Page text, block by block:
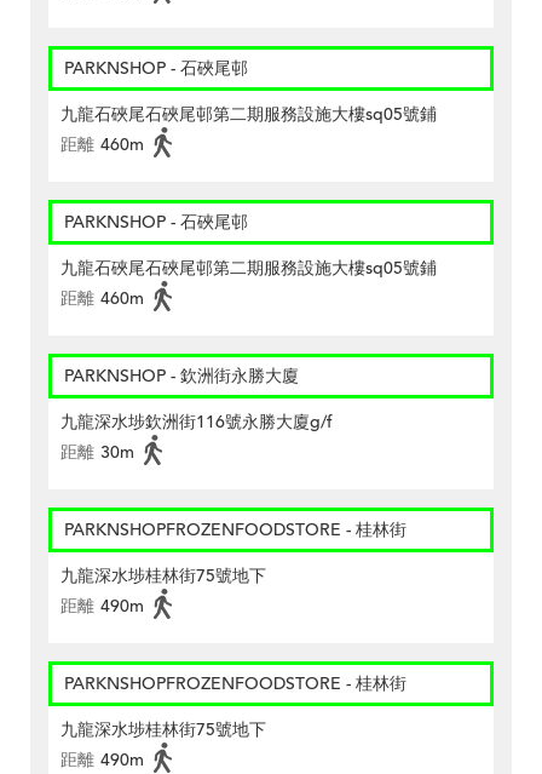
PARKNSHOP - 石硤尾邨
九龍石硤尾石硤尾邨第二期服務設施大樓sq05號鋪
距離 460m
PARKNSHOP - 石硤尾邨
九龍石硤尾石硤尾邨第二期服務設施大樓sq05號鋪
距離 460m
PARKNSHOP - 欽洲街永勝大廈
九龍深水埗欽洲街116號永勝大廈g/f
距離 30m
PARKNSHOPFROZENFOODSTORE - 桂林街
九龍深水埗桂林街75號地下
距離 490m
PARKNSHOPFROZENFOODSTORE - 桂林街
九龍深水埗桂林街75號地下
距離 490m